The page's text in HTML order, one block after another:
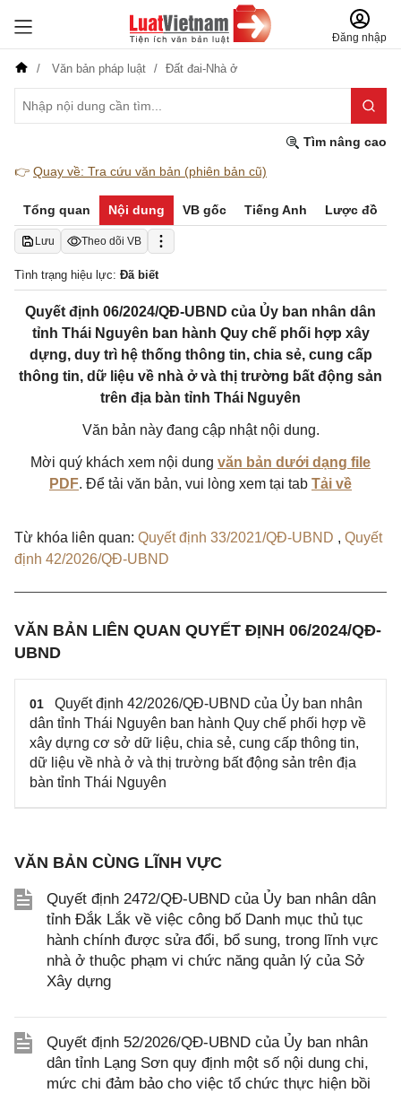
Đăng nhập
Văn bản pháp luật Đất đai-Nhà ở
Tìm nâng cao
👉 Quay về: Tra cứu văn bản (phiên bản cũ)
Tổng quan Nội dung VB gốc Tiếng Anh Lược đồ
Lưu Theo dõi VB
Tình trạng hiệu lực: Đã biết
Quyết định 06/2024/QĐ-UBND của Ủy ban nhân dân
tỉnh Thái Nguyên ban hành Quy chế phối hợp xây
dựng, duy trì hệ thống thông tin, chia sẻ, cung cấp
thông tin, dữ liệu về nhà ở và thị trường bất động sản
trên địa bàn tỉnh Thái Nguyên
Văn bản này đang cập nhật nội dung.
Mời quý khách xem nội dung văn bản dưới dạng file
PDF. Để tải văn bản, vui lòng xem tại tab Tải về
Từ khóa liên quan: Quyết định 33/2021/QĐ-UBND , Quyết
định 42/2026/QĐ-UBND
VĂN BẢN LIÊN QUAN QUYẾT ĐỊNH 06/2024/QĐ-
UBND
01
Quyết định 42/2026/QĐ-UBND của Ủy ban nhân
dân tỉnh Thái Nguyên ban hành Quy chế phối hợp về
xây dựng cơ sở dữ liệu, chia sẻ, cung cấp thông tin,
dữ liệu về nhà ở và thị trường bất động sản trên địa
bàn tỉnh Thái Nguyên
VĂN BẢN CÙNG LĨNH VỰC
Quyết định 2472/QĐ-UBND của Ủy ban nhân dân
tỉnh Đắk Lắk về việc công bố Danh mục thủ tục
hành chính được sửa đổi, bổ sung, trong lĩnh vực
nhà ở thuộc phạm vi chức năng quản lý của Sở
Xây dựng
Quyết định 52/2026/QĐ-UBND của Ủy ban nhân
dân tỉnh Lạng Sơn quy định một số nội dung chi,
mức chi đảm bảo cho việc tổ chức thực hiện bồi